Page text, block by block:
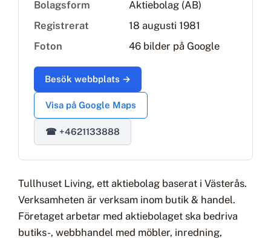
Bolagsform
Aktiebolag (AB)
Registrerat
18 augusti 1981
Foton
46 bilder på Google
Besök webbplats →
Visa på Google Maps
☎ +4621133888
Tullhuset Living, ett aktiebolag baserat i Västerås.
Verksamheten är verksam inom butik & handel.
Företaget arbetar med aktiebolaget ska bedriva
butiks-, webbhandel med möbler, inredning,